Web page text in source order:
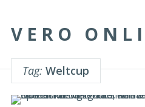
VERO
Tag: Weltcup